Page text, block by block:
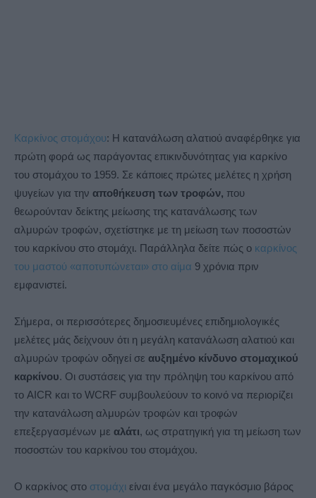
Καρκίνος στομάχου: Η κατανάλωση αλατιού αναφέρθηκε για
πρώτη φορά ως παράγοντας επικινδυνότητας για καρκίνο
του στομάχου το 1959. Σε κάποιες πρώτες μελέτες η χρήση
ψυγείων για την αποθήκευση των τροφών, που
θεωρούνταν δείκτης μείωσης της κατανάλωσης των
αλμυρών τροφών, σχετίστηκε με τη μείωση των ποσοστών
του καρκίνου στο στομάχι. Παράλληλα δείτε πώς ο καρκίνος
του μαστού «αποτυπώνεται» στο αίμα 9 χρόνια πριν
εμφανιστεί.
Σήμερα, οι περισσότερες δημοσιευμένες επιδημιολογικές
μελέτες μάς δείχνουν ότι η μεγάλη κατανάλωση αλατιού και
αλμυρών τροφών οδηγεί σε αυξημένο κίνδυνο στομαχικού
καρκίνου. Οι συστάσεις για την πρόληψη του καρκίνου από
το AICR και το WCRF συμβουλεύουν το κοινό να περιορίζει
την κατανάλωση αλμυρών τροφών και τροφών
επεξεργασμένων με αλάτι, ως στρατηγική για τη μείωση των
ποσοστών του καρκίνου του στομάχου.
Ο καρκίνος στο στομάχι είναι ένα μεγάλο παγκόσμιο βάρος